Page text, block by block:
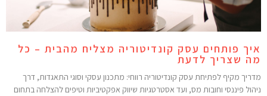
פותחים עסק קונדיטוריה מצליח מהבית – כל
שצריך לדעת
מקיף לפתיחת עסק קונדיטוריה רווחי: מתכנון עסקי וסוגי התאגדות, דרך
פיננסי וחובות מס, ועד אסטרטגיות שיווק אפקטיביות וטיפים להצלחה בתחום